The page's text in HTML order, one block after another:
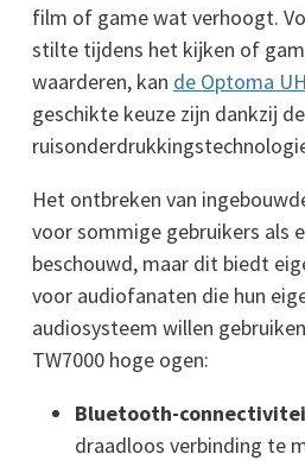
film of game wat verhoogt.
stilte tijdens het kijken of
waarderen, kan de Optoma
geschikte keuze zijn dankzij
Het ontbreken van
voor sommige gebruikers als
beschouwd, maar dit biedt
voor audiofanaten die hun
audiosysteem willen
TW7000 hoge ogen:
Bluetooth-
draadloos verbinding te